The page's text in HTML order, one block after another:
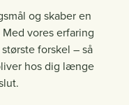
og skaber en
vores erfaring
forskel – så
hos dig længe